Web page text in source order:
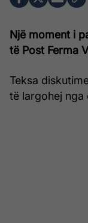
Një moment i
të Post Ferma
Teksa
të largohej nga